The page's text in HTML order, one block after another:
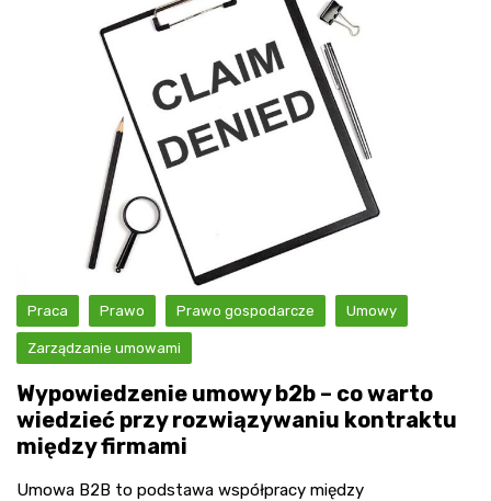
Praca Prawo Prawo gospodarcze Umowy
Zarządzanie umowami
Wypowiedzenie umowy b2b – co warto
wiedzieć przy rozwiązywaniu kontraktu
między firmami
Umowa B2B to podstawa współpracy między